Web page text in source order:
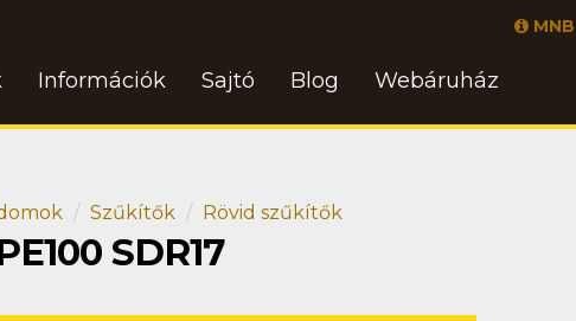
Információk Sajtó Blog Webáruház
Szűkítők Rövid szűkítők
SDR17